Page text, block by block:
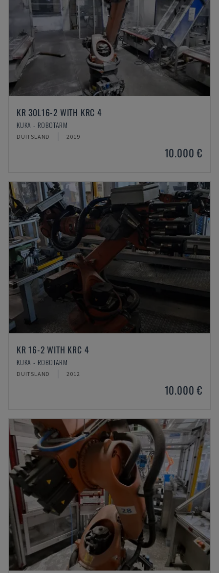
KR 30L16-2 WITH KRC 4
KUKA - ROBOTARM
DUITSLAND 2019
10.000 €
KR 16-2 WITH KRC 4
KUKA - ROBOTARM
DUITSLAND 2012
10.000 €